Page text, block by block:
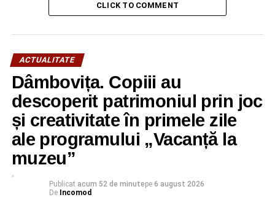
CLICK TO COMMENT
ACTUALITATE
Dâmbovița. Copiii au
descoperit patrimoniul prin joc
și creativitate în primele zile
ale programului „Vacanță la
muzeu”
Publicat acum 52 de minutepe 6 august 2026
De Incomod